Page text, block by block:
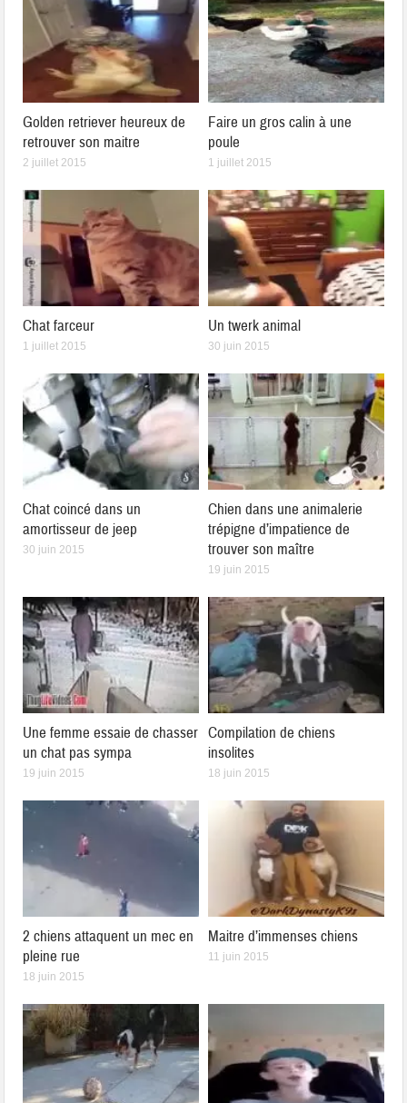
Golden retriever heureux de
retrouver son maitre
2 juillet 2015
Faire un gros calin à une
poule
1 juillet 2015
Chat farceur
1 juillet 2015
Un twerk animal
30 juin 2015
Chat coincé dans un
amortisseur de jeep
30 juin 2015
Chien dans une animalerie
trépigne d’impatience de
trouver son maître
19 juin 2015
Une femme essaie de chasser
un chat pas sympa
19 juin 2015
Compilation de chiens
insolites
18 juin 2015
2 chiens attaquent un mec en
pleine rue
18 juin 2015
Maitre d’immenses chiens
11 juin 2015